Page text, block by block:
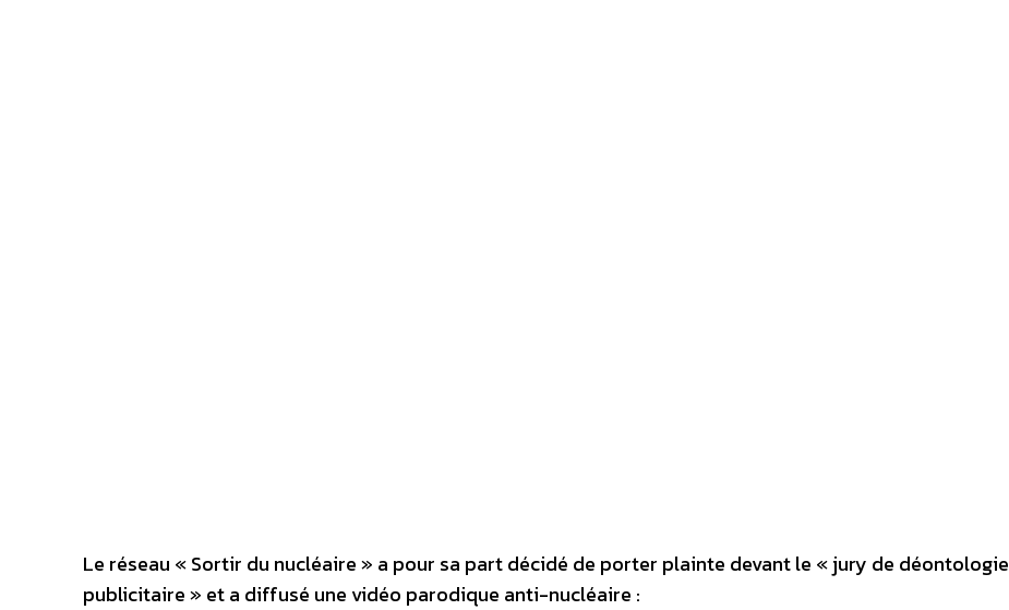
Le réseau « Sortir du nucléaire » a pour sa part décidé de porter plainte devant le « jury de déontologie
publicitaire » et a diffusé une vidéo parodique anti-nucléaire :